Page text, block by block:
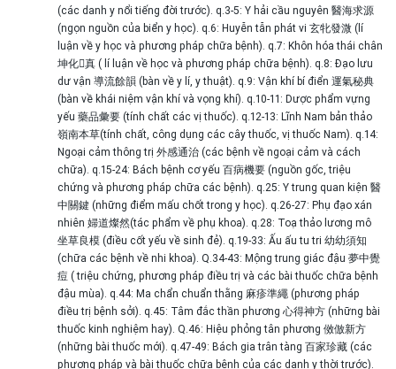
(các danh y nổi tiếng đời trước). q.3-5: Y hải cầu nguyên 醫海求源
(ngọn nguồn của biển y học). q.6: Huyễn tẫn phát vi 玄牝發溦 (lí
luận về y học và phương pháp chữa bệnh). q.7: Khôn hóa thái chân
坤化񠈚真 ( lí luận về học và phương pháp chữa bệnh). q.8: Đạo lưu
dư vận 導流餘韻 (bàn về y lí, y thuật). q.9: Vận khí bí điển 運氣秘典
(bàn về khái niệm vận khí và vọng khí). q.10-11: Dược phẩm vựng
yếu 藥品彙要 (tính chất các vị thuốc). q.12-13: Lĩnh Nam bản thảo
嶺南本草(tính chất, công dụng các cây thuốc, vị thuốc Nam). q.14:
Ngoại cảm thông trị 外感通治 (các bệnh về ngoại cảm và cách
chữa). q.15-24: Bách bệnh cơ yếu 百病機要 (nguồn gốc, triệu
chứng và phương pháp chữa các bệnh). q.25: Y trung quan kiện 醫
中關鍵 (những điểm mấu chốt trong y học). q.26-27: Phụ đạo xán
nhiên 婦道燦然(tác phẩm về phụ khoa). q.28: Toạ thảo lương mô
坐草良模 (điều cốt yếu về sinh đẻ). q.19-33: Ấu ấu tu tri 幼幼須知
(chữa các bệnh về nhi khoa). Q.34-43: Mộng trung giác đậu 夢中覺
痘 ( triệu chứng, phương pháp điều trị và các bài thuốc chữa bệnh
đậu mùa). q.44: Ma chẩn chuẩn thằng 麻疹準繩 (phương pháp
điều trị bệnh sởi). q.45: Tâm đắc thần phương 心得神方 (những bài
thuốc kinh nghiệm hay). Q.46: Hiệu phỏng tân phương 傚倣新方
(những bài thuốc mới). q.47-49: Bách gia trân tàng 百家珍藏 (các
phương pháp và bài thuốc chữa bệnh của các danh y thời trước).